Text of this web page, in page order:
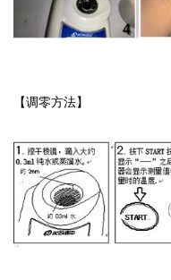
【调零方法】